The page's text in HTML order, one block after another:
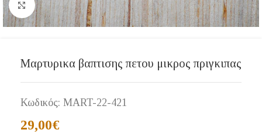
Click to enlarge
Μαρτυρικα βαπτισης πετου μικρος πριγκιπας
Κωδικός: MART-22-421
29,00€